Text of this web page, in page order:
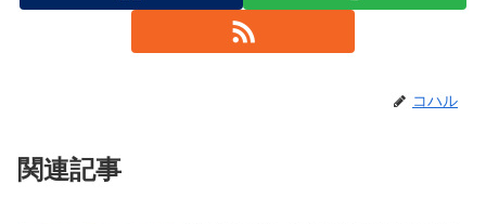
コハル
関連記事